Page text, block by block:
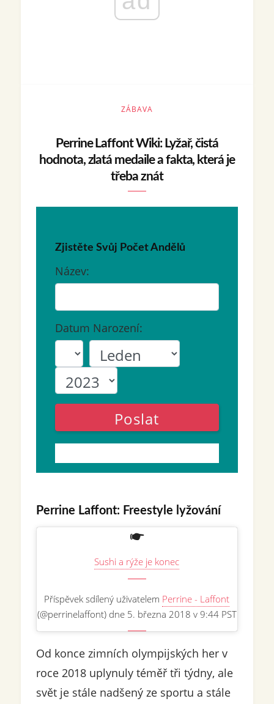
ZÁBAVA
Perrine Laffont Wiki: Lyžař, čistá
hodnota, zlatá medaile a fakta, která je
třeba znát
Zjistěte Svůj Počet Andělů
Název:
Datum Narození:
Poslat
Perrine Laffont: Freestyle lyžování
Sushi a rýže je konec
Příspěvek sdílený uživatelem Perrine - Laffont
(@perrinelaffont) dne 5. března 2018 v 9:44 PST
Od konce zimních olympijských her v
roce 2018 uplynuly téměř tři týdny, ale
svět je stále nadšený ze sportu a stále